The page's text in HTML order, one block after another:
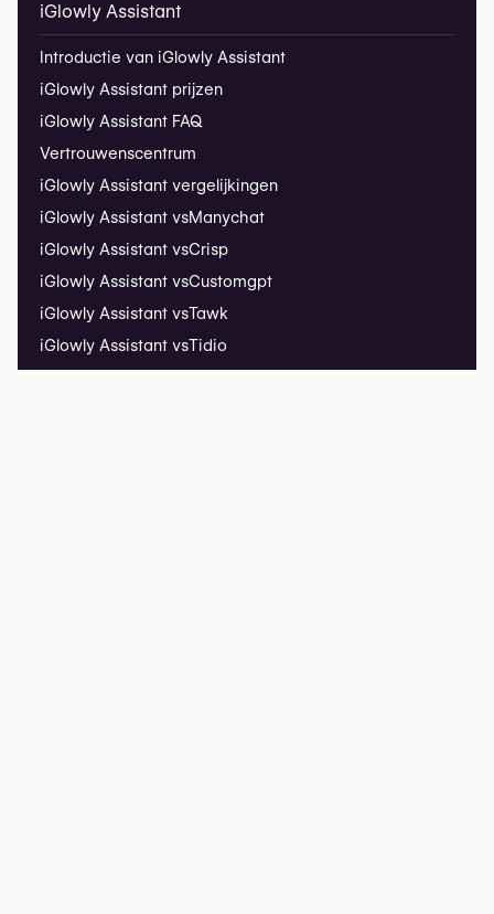
iGlowly Assistant
Introductie van iGlowly Assistant
iGlowly Assistant prijzen
iGlowly Assistant FAQ
Vertrouwenscentrum
iGlowly Assistant vergelijkingen
iGlowly Assistant vsManychat
iGlowly Assistant vsCrisp
iGlowly Assistant vsCustomgpt
iGlowly Assistant vsTawk
iGlowly Assistant vsTidio